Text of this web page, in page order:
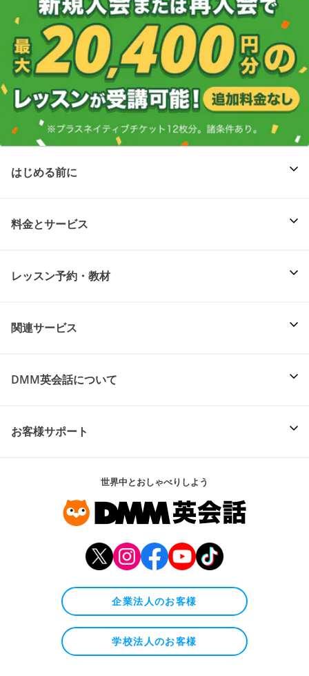
はじめる前に
料金とサービス
レッスン予約・教材
関連サービス
DMM英会話について
お客様サポート
世界中とおしゃべりしよう
企業法人のお客様
学校法人のお客様